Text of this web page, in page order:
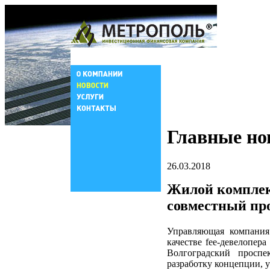
Главные
26.03.2018
Жилой
совместный
Управляющая
качестве fee-
Волгоградский
разработку концепции,